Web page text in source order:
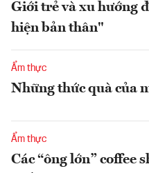
Giới trẻ và xu hướng
hiện bản thân"
Ẩm thực
Những thức quà của
Ẩm thực
Các “ông lớn” coffee